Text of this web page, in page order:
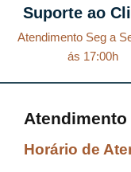
Suporte ao
Atendimento Seg a
ás 17:00h
Atendimento
Horário de